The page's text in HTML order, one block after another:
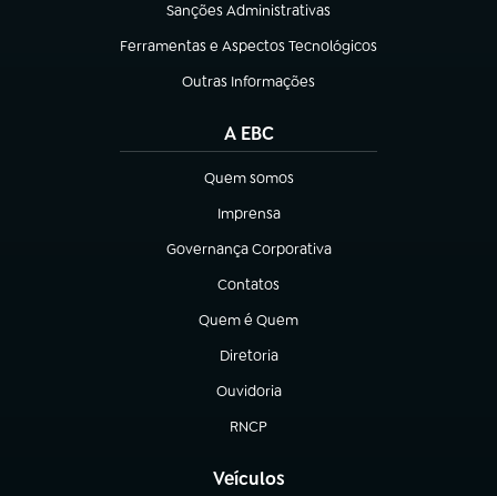
Sanções Administrativas
(abre em nova aba)
Ferramentas e Aspectos Tecnológicos
(abre em nova aba)
Outras Informações
(abre em nova aba)
A EBC
Quem somos
(abre em nova aba)
Imprensa
(abre em nova aba)
Governança Corporativa
(abre em nova aba)
Contatos
(abre em nova aba)
Quem é Quem
(abre em nova aba)
Diretoria
(abre em nova aba)
Ouvidoria
(abre em nova aba)
RNCP
(abre em nova aba)
Veículos